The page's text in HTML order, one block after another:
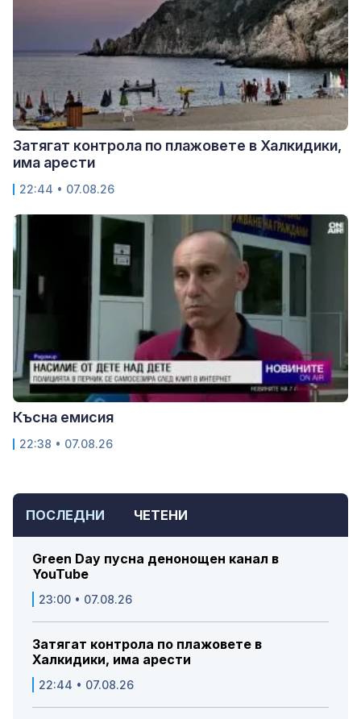
ПОСЛЕДНИ ЧЕТЕНИ
Green Day пусна денонощен канал в
YouTube
23:00 • 07.08.26
Затягат контрола по плажовете в
Халкидики, има арести
22:44 • 07.08.26
Затягат контрола по плажовете в Халкидики,
има арести
22:44 • 07.08.26
Късна емисия
22:38 • 07.08.26